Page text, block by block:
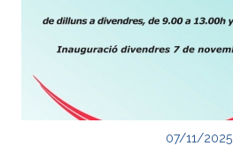
07/11/2025